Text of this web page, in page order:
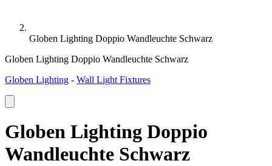
Globen Lighting Doppio Wandleuchte Schwarz
Globen Lighting Doppio Wandleuchte Schwarz
Globen Lighting - Wall Light Fixtures
Globen Lighting Doppio
Wandleuchte Schwarz